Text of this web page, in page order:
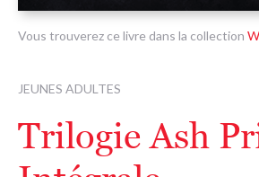
Vous trouverez ce livre dans la collection
JEUNES ADULTES
Trilogie Ash